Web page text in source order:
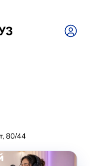
80/44